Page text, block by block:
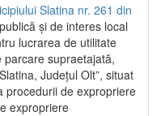
Slatina nr. 261 din
și de interes local
lucrarea de utilitate
parcare supraetajată,
Județul Olt”, situat
procedurii de expropriere
expropriere